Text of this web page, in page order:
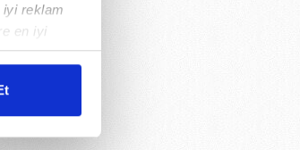
reklam
en iyi